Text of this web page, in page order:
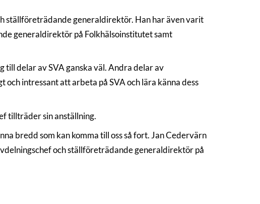
ställföreträdande generaldirektör. Han har även varit
generaldirektör på Folkhälsoinstitutet samt
till delar av SVA ganska väl. Andra delar av
intressant att arbeta på SVA och lära känna dess
tillträder sin anställning.
bredd som kan komma till oss så fort. Jan Cedervärn
och ställföreträdande generaldirektör på